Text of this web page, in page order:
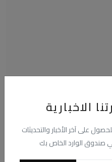
الاخبارية
على آخر الأخبار والتحديثات
صندوق الوارد الخاص بك
المحلة ويفوز بهدف
نقاط غالية من محصول نقاط دوري